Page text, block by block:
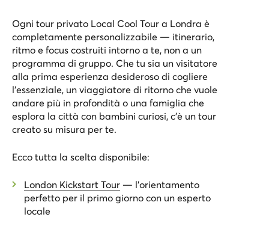
Ogni tour privato Local Cool Tour a Londra è
completamente personalizzabile — itinerario,
ritmo e focus costruiti intorno a te, non a un
programma di gruppo. Che tu sia un visitatore
alla prima esperienza desideroso di cogliere
l’essenziale, un viaggiatore di ritorno che vuole
andare più in profondità o una famiglia che
esplora la città con bambini curiosi, c’è un tour
creato su misura per te.
Ecco tutta la scelta disponibile:
London Kickstart Tour — l’orientamento
perfetto per il primo giorno con un esperto
locale